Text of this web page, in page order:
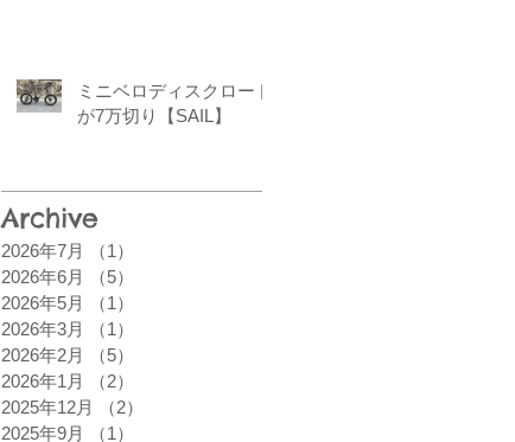
ミニベロディスクロード
が7万切り【SAIL】
Archive
2026年7月 （1）
2026年6月
（5）
2026年5月
（1）
2026年3月
（1）
2026年2月
（5）
2026年1月
（2）
2025年12月
（2）
2025年9月
（1）